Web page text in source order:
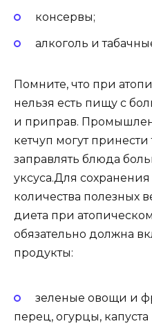
консервы;
алкоголь и
Помните, что при
нельзя есть пищу с
и приправ.
кетчуп могут
заправлять блюда
уксуса.Для
количества полезных
диета при
обязательно должна
продукты:
зеленые овощи и
перец, огурцы, капуста